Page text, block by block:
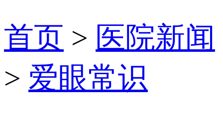
首页 > 医院新闻
> 爱眼常识